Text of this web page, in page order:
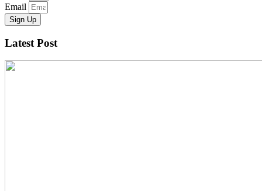
Email
Sign Up
Latest Post